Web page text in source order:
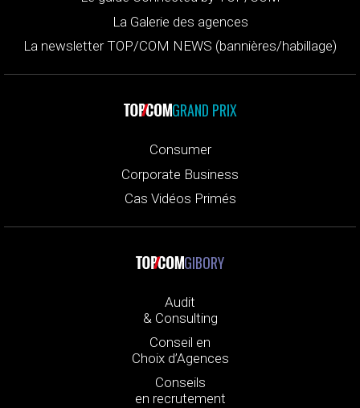
La Galerie des agences
La newsletter TOP/COM NEWS (bannières/habillage)
GRAND PRIX
Consumer
Corporate Business
Cas Vidéos Primés
GIBORY
Audit
& Consulting
Conseil en
Choix d’Agences
Conseils
en recrutement